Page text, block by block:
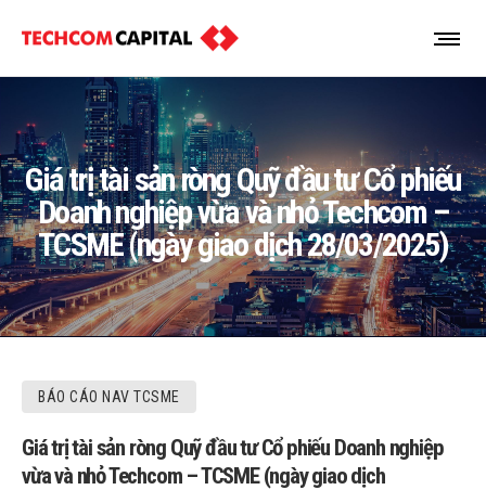
Giá trị tài sản ròng Quỹ đầu tư Cổ phiếu
Doanh nghiệp vừa và nhỏ Techcom –
TCSME (ngày giao dịch 28/03/2025)
BÁO CÁO NAV TCSME
Giá trị tài sản ròng Quỹ đầu tư Cổ phiếu Doanh nghiệp
vừa và nhỏ Techcom – TCSME (ngày giao dịch